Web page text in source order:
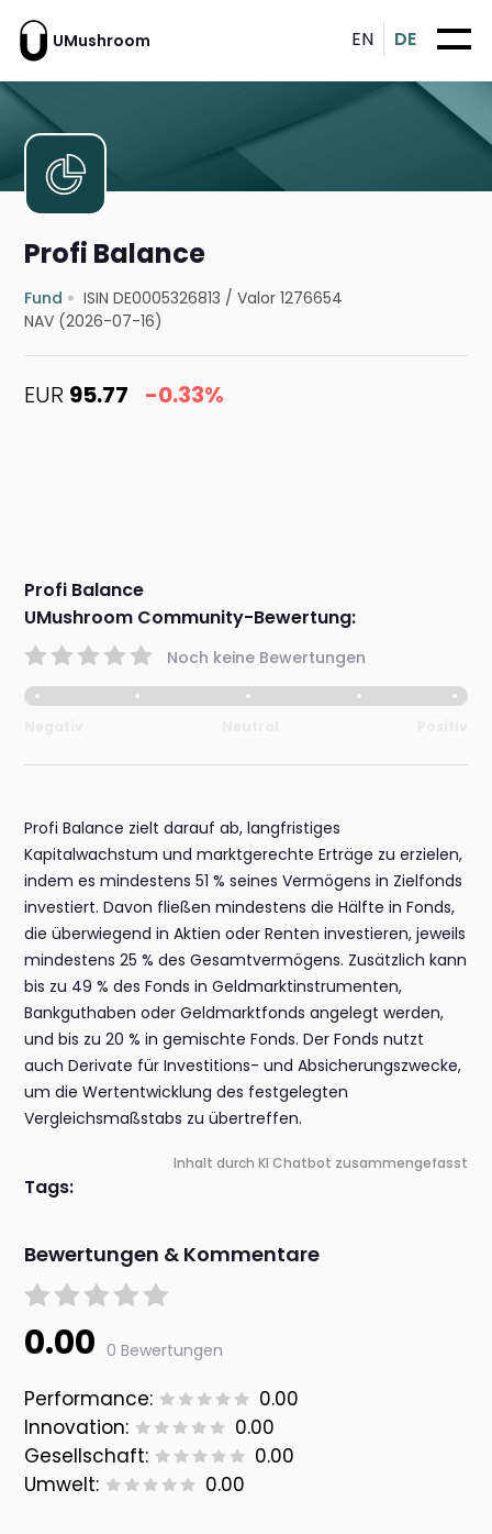
UMushroom EN DE
Profi Balance
Fund ISIN DE0005326813 /Valor 1276654
NAV (2026-07-16)
EUR 95.77 -0.33%
Profi Balance
UMushroom Community-Bewertung:
Noch keine Bewertungen
Profi Balance zielt darauf ab, langfristiges
Kapitalwachstum und marktgerechte Erträge zu erzielen,
indem es mindestens 51 % seines Vermögens in Zielfonds
investiert. Davon fließen mindestens die Hälfte in Fonds,
die überwiegend in Aktien oder Renten investieren, jeweils
mindestens 25 % des Gesamtvermögens. Zusätzlich kann
bis zu 49 % des Fonds in Geldmarktinstrumenten,
Bankguthaben oder Geldmarktfonds angelegt werden,
und bis zu 20 % in gemischte Fonds. Der Fonds nutzt
auch Derivate für Investitions- und Absicherungszwecke,
um die Wertentwicklung des festgelegten
Vergleichsmaßstabs zu übertreffen.
Inhalt durch KI Chatbot zusammengefasst
Tags:
Bewertungen & Kommentare
0.00 0 Bewertungen
Performance:
0.00
Innovation:
0.00
Gesellschaft:
0.00
Umwelt:
0.00